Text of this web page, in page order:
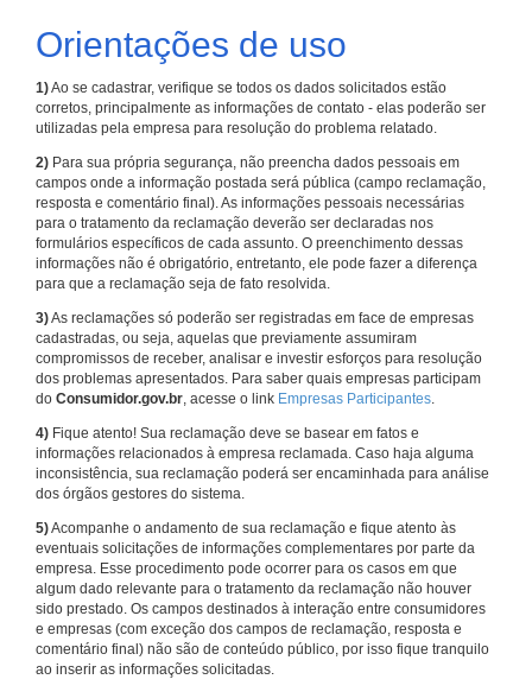
Orientações de uso
1)Ao se cadastrar, verifique se todos os dados solicitados estão
corretos, principalmente as informações de contato - elas poderão ser
utilizadas pela empresa para resolução do problema relatado.
2) Para sua própria segurança, não preencha dados pessoais em
campos onde a informação postada será pública (campo reclamação,
resposta e comentário final). As informações pessoais necessárias
para o tratamento da reclamação deverão ser declaradas nos
formulários específicos de cada assunto. O preenchimento dessas
informações não é obrigatório, entretanto, ele pode fazer a diferença
para que a reclamação seja de fato resolvida.
3)As reclamações só poderão ser registradas em face de empresas
cadastradas, ou seja, aquelas que previamente assumiram
compromissos de receber, analisar e investir esforços para resolução
dos problemas apresentados. Para saber quais empresas participam
do Consumidor.gov.br, acesse o link Empresas Participantes.
4) Fique atento! Sua reclamação deve se basear em fatos e
informações relacionados à empresa reclamada. Caso haja alguma
inconsistência, sua reclamação poderá ser encaminhada para análise
dos órgãos gestores do sistema.
5)Acompanhe o andamento de sua reclamação e fique atento às
eventuais solicitações de informações complementares por parte da
empresa. Esse procedimento pode ocorrer para os casos em que
algum dado relevante para o tratamento da reclamação não houver
sido prestado. Os campos destinados à interação entre consumidores
e empresas (com exceção dos campos de reclamação, resposta e
comentário final) não são de conteúdo público, por isso fique tranquilo
ao inserir as informações solicitadas.